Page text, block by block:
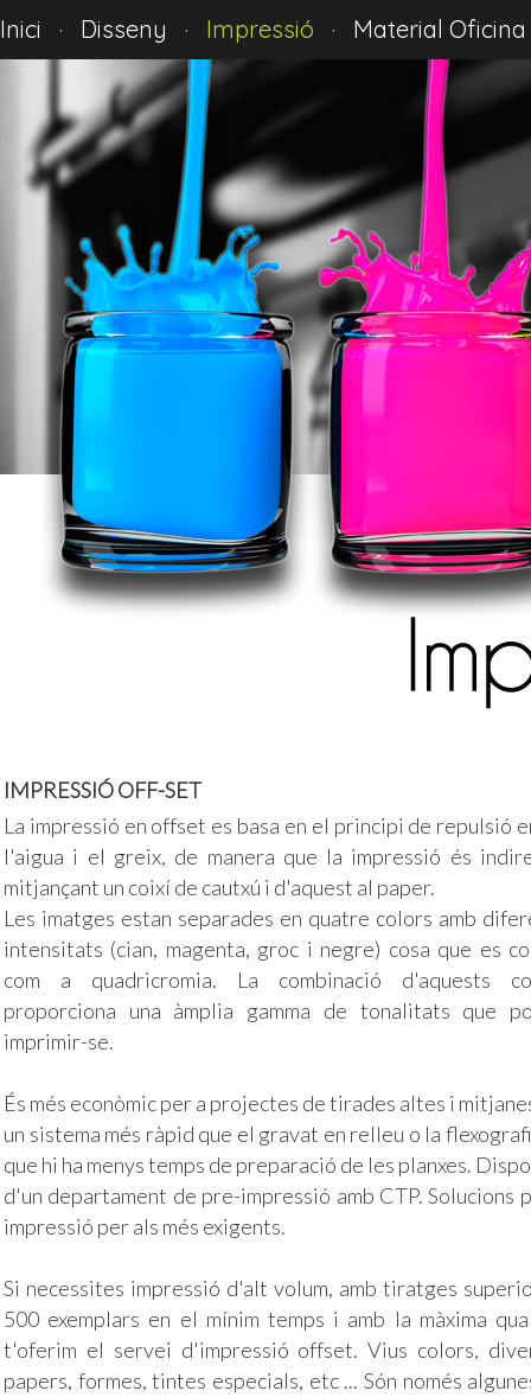
Inici · Disseny · Impressió · Material Oficina
IMPRESSIÓ OFF-SET
La impressió en offset es basa en el principi de repulsió
l'aigua i el greix, de manera que la impressió és
mitjançant un coixí de cautxú i d'aquest al paper.
Les imatges estan separades en quatre colors amb
intensitats (cian, magenta, groc i negre) cosa que es
com a quadricromia. La combinació d'aquests
proporciona una àmplia gamma de tonalitats que
imprimir-se.
És més econòmic per a projectes de tirades altes i
un sistema més ràpid que el gravat en relleu o la
que hi ha menys temps de preparació de les planxes.
d'un departament de pre-impressió amb CTP. Solucions
impressió per als més exigents.
Si necessites impressió d'alt volum, amb tiratges
500 exemplars en el mínim temps i amb la màxima
t'oferim el servei d'impressió offset. Vius colors,
papers, formes, tintes especials, etc ... Són només